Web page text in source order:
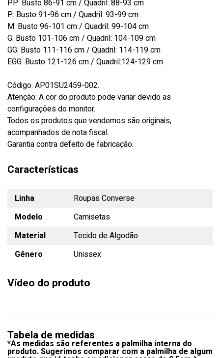
PP: Busto 86-91 cm / Quadril: 88-93 cm
P: Busto 91-96 cm / Quadril: 93-99 cm
M: Busto 96-101 cm / Quadril: 99-104 cm
G: Busto 101-106 cm / Quadril: 104-109 cm
GG: Busto 111-116 cm / Quadril: 114-119 cm
EGG: Busto 121-126 cm / Quadril:124-129 cm
Código: AP01SU2459-002.
Atenção: A cor do produto pode variar devido as
configurações do monitor.
Todos os produtos que vendemos são originais,
acompanhados de nota fiscal.
Garantia contra defeito de fabricação.
Características
Linha
Roupas Converse
Modelo
Camisetas
Material
Tecido de Algodão
Gênero
Unissex
Vídeo do produto
Tabela de medidas
*As medidas são referentes a palmilha interna do
produto. Sugerimos comparar com a palmilha de algum